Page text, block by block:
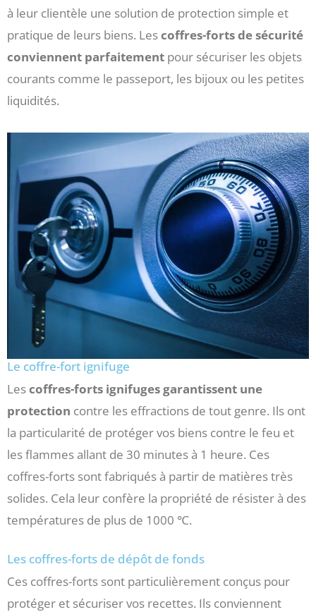
à leur clientèle une solution de protection simple et
pratique de leurs biens. Lescoffres-forts de sécurité
conviennent parfaitement pour sécuriser les objets
courants comme le passeport, les bijoux ou les petites
liquidités.
Le coffre-fort ignifuge
Lescoffres-forts ignifuges garantissent une
protection contre les effractions de tout genre. Ils ont
la particularité de protéger vos biens contre le feu et
les flammes allant de 30 minutes à 1 heure. Ces
coffres-forts sont fabriqués à partir de matières très
solides. Cela leur confère la propriété de résister à des
températures de plus de 1000 ℃.
Les coffres-forts de dépôt de fonds
Ces coffres-forts sont particulièrement conçus pour
protéger et sécuriser vos recettes. Ils conviennent